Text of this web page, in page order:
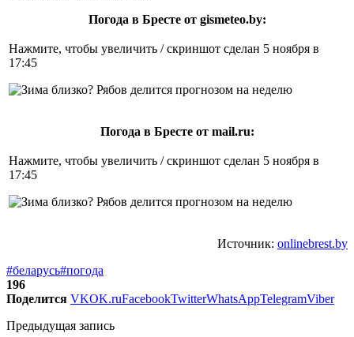
Погода в Бресте от gismeteo.by:
Нажмите, чтобы увеличить / скриншот сделан 5 ноября в
17:45
Погода в Бресте от mail.ru:
Нажмите, чтобы увеличить / скриншот сделан 5 ноября в
17:45
Источник: onlinebrest.by
#беларусь#погода
196
Поделится VKOK.ruFacebookTwitterWhatsAppTelegramViber
Предыдущая запись